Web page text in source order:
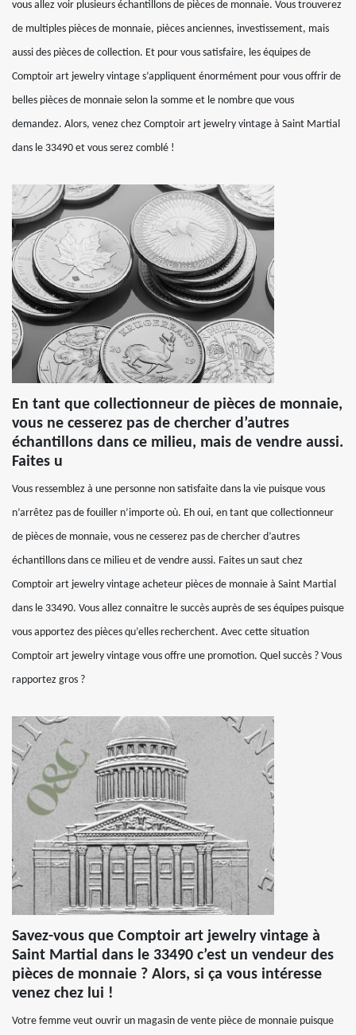
vous allez voir plusieurs échantillons de pièces de monnaie. Vous trouverez
de multiples pièces de monnaie, pièces anciennes, investissement, mais
aussi des pièces de collection. Et pour vous satisfaire, les équipes de
Comptoir art jewelry vintage s’appliquent énormément pour vous offrir de
belles pièces de monnaie selon la somme et le nombre que vous
demandez. Alors, venez chez Comptoir art jewelry vintage à Saint Martial
dans le 33490 et vous serez comblé !
En tant que collectionneur de pièces de monnaie,
vous ne cesserez pas de chercher d’autres
échantillons dans ce milieu, mais de vendre aussi.
Faites u
Vous ressemblez à une personne non satisfaite dans la vie puisque vous
n’arrêtez pas de fouiller n’importe où. Eh oui, en tant que collectionneur
de pièces de monnaie, vous ne cesserez pas de chercher d’autres
échantillons dans ce milieu et de vendre aussi. Faites un saut chez
Comptoir art jewelry vintage acheteur pièces de monnaie à Saint Martial
dans le 33490. Vous allez connaitre le succès auprès de ses équipes puisque
vous apportez des pièces qu’elles recherchent. Avec cette situation
Comptoir art jewelry vintage vous offre une promotion. Quel succès ? Vous
rapportez gros ?
Savez-vous que Comptoir art jewelry vintage à
Saint Martial dans le 33490 c’est un vendeur des
pièces de monnaie ? Alors, si ça vous intéresse
venez chez lui !
Votre femme veut ouvrir un magasin de vente pièce de monnaie puisque